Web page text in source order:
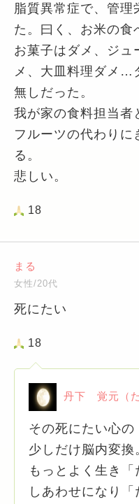
脂質異常症で、管理
た。曰く、お米の食
お菓子はダメ、ジュ
メ、大皿料理ダメ…
無しだった。
我が家の食料担当者
フルーツの代わりに
る。
悲しい。
18
まる
女性/20代
死にたい
18
丹下 覚元（
その死にたい心の
少しだけ脳内変換
もっとよく生き「
しあわせになり「